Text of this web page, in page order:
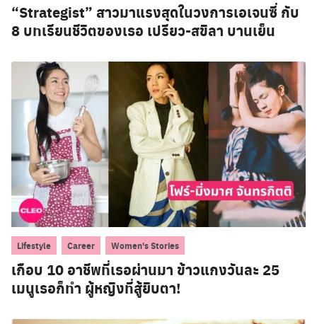
“Strategist” สาวมาแรงสุดในวงการเอเจนซี่ กับ
8 บทเรียนชีวิตของเธอ เปรียว-สขิลา บานเย็น
Lifestyle Career Women's Stories
เกือบ 10 อาชีพที่เธอผ่านมา ข้าวแกงวันละ 25
เมนูเธอก็ทำ ผู้หญิงที่สู้ยิบตา!